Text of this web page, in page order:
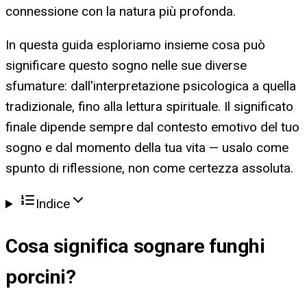
connessione con la natura più profonda.
In questa guida esploriamo insieme cosa può
significare questo sogno nelle sue diverse
sfumature: dall'interpretazione psicologica a quella
tradizionale, fino alla lettura spirituale. Il significato
finale dipende sempre dal contesto emotivo del tuo
sogno e dal momento della tua vita — usalo come
spunto di riflessione, non come certezza assoluta.
Indice
Cosa significa sognare funghi
porcini?